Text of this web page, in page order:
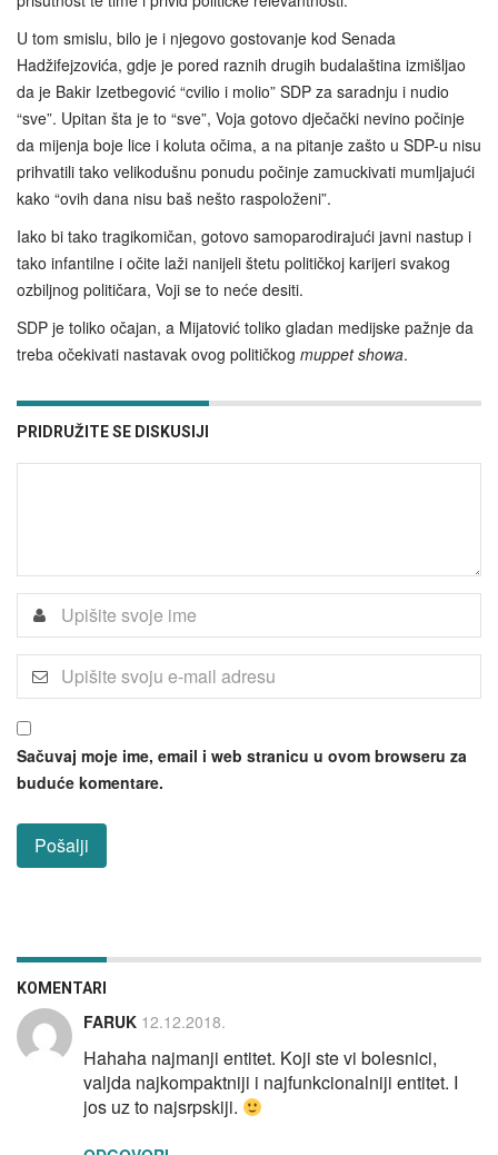
U tom smislu, bilo je i njegovo gostovanje kod Senada
Hadžifejzovića, gdje je pored raznih drugih budalaština izmišljao
da je Bakir Izetbegović “cvilio i molio” SDP za saradnju i nudio
“sve”. Upitan šta je to “sve”, Voja gotovo dječački nevino počinje
da mijenja boje lice i koluta očima, a na pitanje zašto u SDP-u nisu
prihvatili tako velikodušnu ponudu počinje zamuckivati mumljajući
kako “ovih dana nisu baš nešto raspoloženi”.
Iako bi tako tragikomičan, gotovo samoparodirajući javni nastup i
tako infantilne i očite laži nanijeli štetu političkoj karijeri svakog
ozbiljnog političara, Voji se to neće desiti.
SDP je toliko očajan, a Mijatović toliko gladan medijske pažnje da
treba očekivati nastavak ovog političkog muppet showa.
PRIDRUŽITE SE DISKUSIJI
Sačuvaj moje ime, email i web stranicu u ovom browseru za
buduće komentare.
KOMENTARI
FARUK 12.12.2018.
Hahaha najmanji entitet. Koji ste vi bolesnici,
valjda najkompaktniji i najfunkcionalniji entitet. I
jos uz to najsrpskiji.